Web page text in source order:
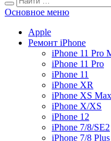
Основное меню
Apple
Ремонт iPhone
iPhone 11 Pro
iPhone 11 Pro
iPhone 11
iPhone XR
iPhone XS Max
iPhone X/XS
iPhone 12
iPhone 7/8/SE2
iPhone 7/8 Plus